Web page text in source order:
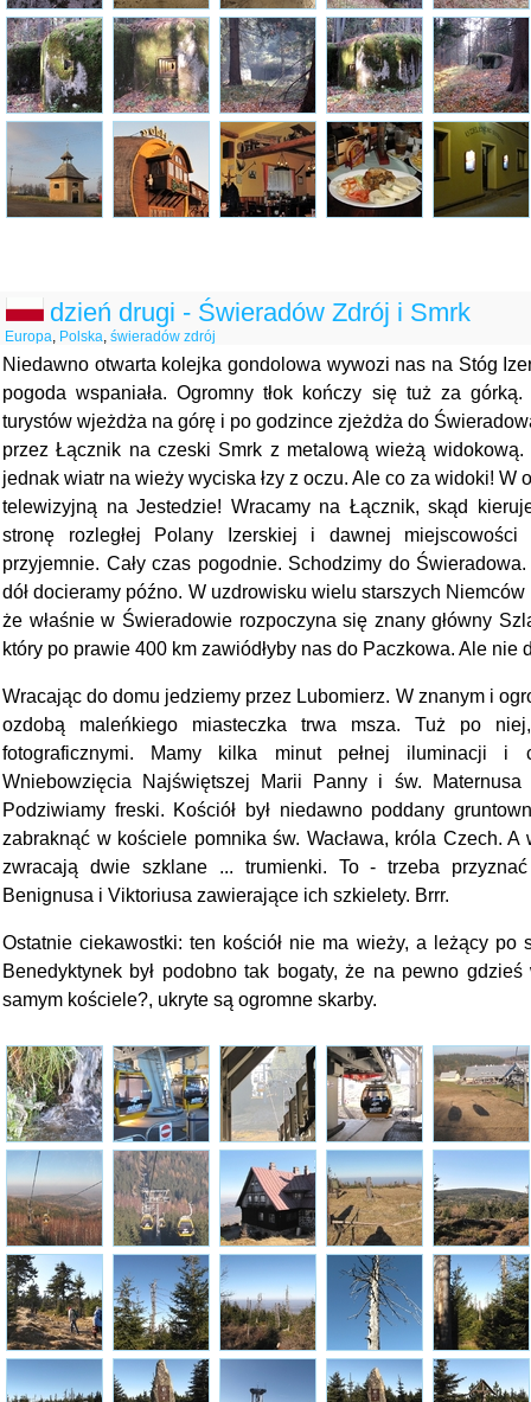
dzień drugi - Świeradów Zdrój i Smrk
Europa, Polska, świeradów zdrój
Niedawno otwarta kolejka gondolowa wywozi nas na Stóg
pogoda wspaniała. Ogromny tłok kończy się tuż za
turystów wjeżdża na górę i po godzince zjeżdża do
przez Łącznik na czeski Smrk z metalową wieżą widokową.
jednak wiatr na wieży wyciska łzy z oczu. Ale co za widoki! W
telewizyjną na Jestedzie! Wracamy na Łącznik, skąd
stronę rozległej Polany Izerskiej i dawnej
przyjemnie. Cały czas pogodnie. Schodzimy do
dół docieramy późno. W uzdrowisku wielu starszych
że właśnie w Świeradowie rozpoczyna się znany główny
który po prawie 400 km zawiódłyby nas do Paczkowa. Ale nie
Wracając do domu jedziemy przez Lubomierz. W znanym i
ozdobą maleńkiego miasteczka trwa msza. Tuż po
fotograficznymi. Mamy kilka minut pełnej iluminacji i
Wniebowzięcia Najświętszej Marii Panny i św.
Podziwiamy freski. Kościół był niedawno poddany
zabraknąć w kościele pomnika św. Wacława, króla Czech. A
zwracają dwie szklane ... trumienki. To - trzeba
Benignusa i Viktoriusa zawierające ich szkielety. Brrr.
Ostatnie ciekawostki: ten kościół nie ma wieży, a leżący po
Benedyktynek był podobno tak bogaty, że na pewno
samym kościele?, ukryte są ogromne skarby.